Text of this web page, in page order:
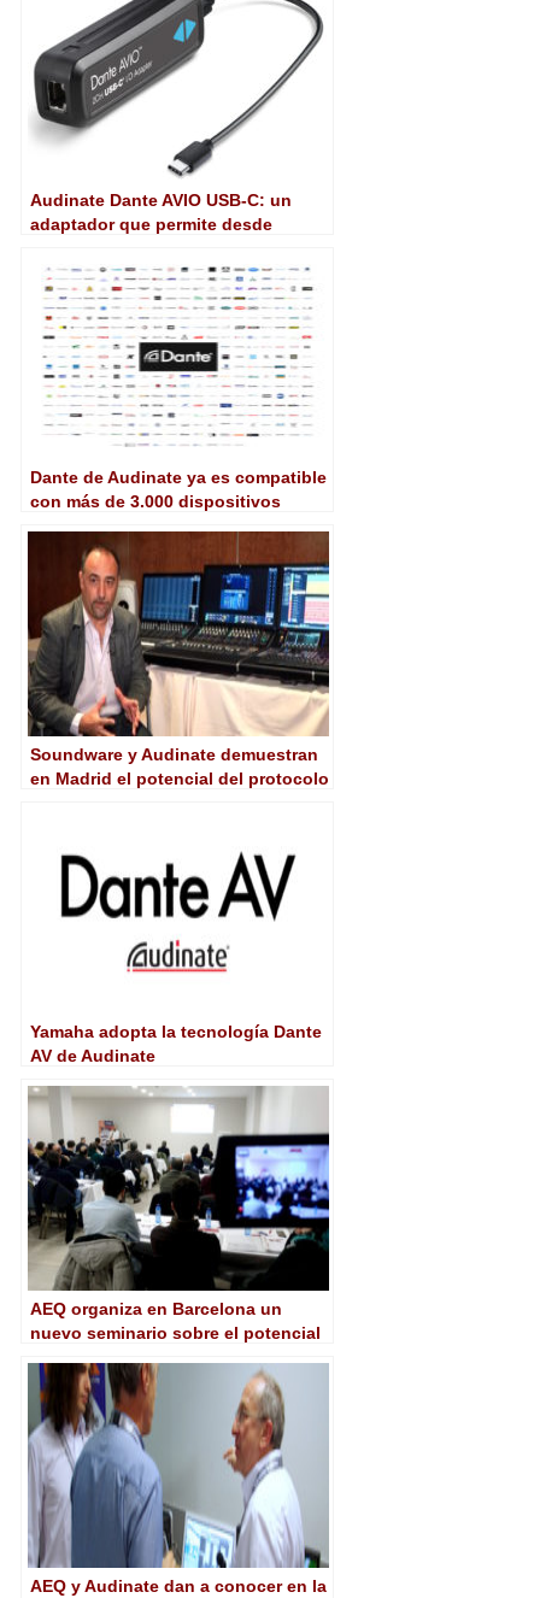
Audinate Dante AVIO USB-C: un
adaptador que permite desde
conectarse a una red Dante
Dante de Audinate ya es compatible
con más de 3.000 dispositivos
Soundware y Audinate demuestran
en Madrid el potencial del protocolo
Yamaha adopta la tecnología Dante
AV de Audinate
AEQ organiza en Barcelona un
nuevo seminario sobre el potencial
AEQ y Audinate dan a conocer en la